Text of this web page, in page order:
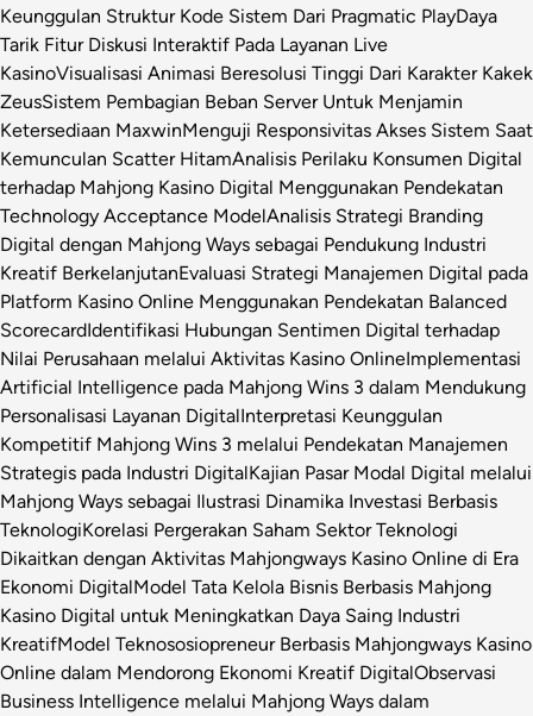
Keunggulan Struktur Kode Sistem Dari Pragmatic PlayDaya
Tarik Fitur Diskusi Interaktif Pada Layanan Live
KasinoVisualisasi Animasi Beresolusi Tinggi Dari Karakter Kakek
ZeusSistem Pembagian Beban Server Untuk Menjamin
Ketersediaan MaxwinMenguji Responsivitas Akses Sistem Saat
Kemunculan Scatter HitamAnalisis Perilaku Konsumen Digital
terhadap Mahjong Kasino Digital Menggunakan Pendekatan
Technology Acceptance ModelAnalisis Strategi Branding
Digital dengan Mahjong Ways sebagai Pendukung Industri
Kreatif BerkelanjutanEvaluasi Strategi Manajemen Digital pada
Platform Kasino Online Menggunakan Pendekatan Balanced
ScorecardIdentifikasi Hubungan Sentimen Digital terhadap
Nilai Perusahaan melalui Aktivitas Kasino OnlineImplementasi
Artificial Intelligence pada Mahjong Wins 3 dalam Mendukung
Personalisasi Layanan DigitalInterpretasi Keunggulan
Kompetitif Mahjong Wins 3 melalui Pendekatan Manajemen
Strategis pada Industri DigitalKajian Pasar Modal Digital melalui
Mahjong Ways sebagai Ilustrasi Dinamika Investasi Berbasis
TeknologiKorelasi Pergerakan Saham Sektor Teknologi
Dikaitkan dengan Aktivitas Mahjongways Kasino Online di Era
Ekonomi DigitalModel Tata Kelola Bisnis Berbasis Mahjong
Kasino Digital untuk Meningkatkan Daya Saing Industri
KreatifModel Teknososiopreneur Berbasis Mahjongways Kasino
Online dalam Mendorong Ekonomi Kreatif DigitalObservasi
Business Intelligence melalui Mahjong Ways dalam